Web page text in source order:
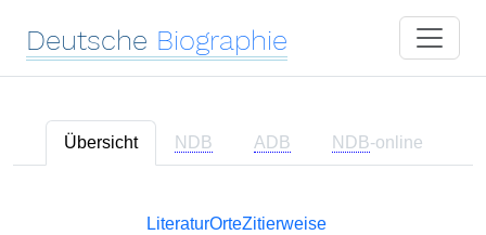
Deutsche Biographie
Übersicht NDB ADB NDB-online
LiteraturOrteZitierweise